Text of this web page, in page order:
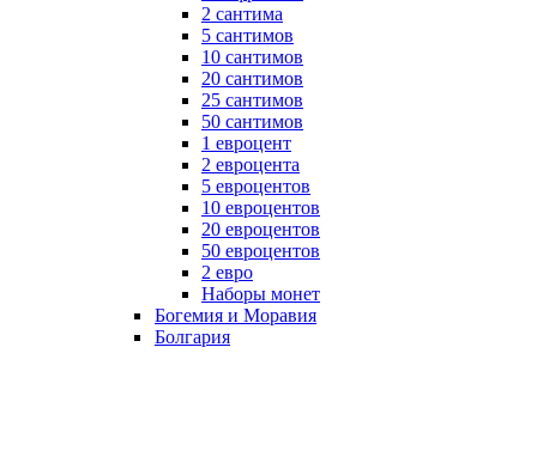
2 сантима
5 сантимов
10 сантимов
20 сантимов
25 сантимов
50 сантимов
1 евроцент
2 евроцента
5 евроцентов
10 евроцентов
20 евроцентов
50 евроцентов
2 евро
Наборы монет
Богемия и Моравия
Болгария